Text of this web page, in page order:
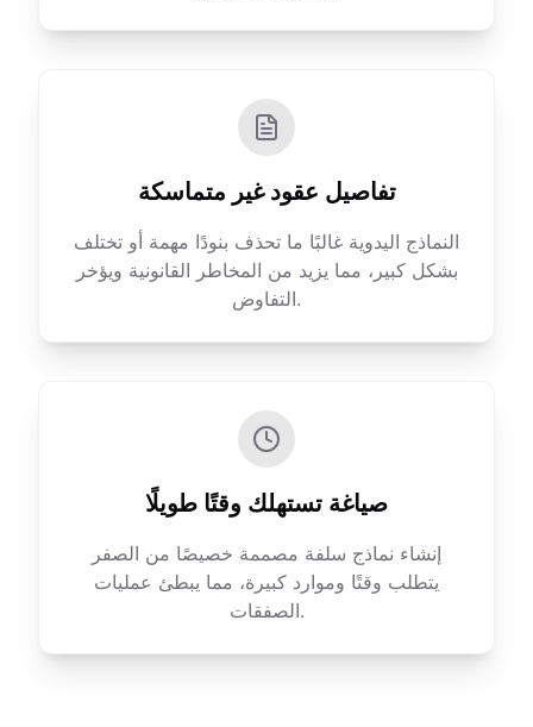
تفاصيل عقود غير متماسكة
النماذج اليدوية غالبًا ما تحذف بنودًا مهمة أو تختلف
بشكل كبير، مما يزيد من المخاطر القانونية ويؤخر
التفاوض.
صياغة تستهلك وقتًا طويلًا
إنشاء نماذج سلفة مصممة خصيصًا من الصفر
يتطلب وقتًا وموارد كبيرة، مما يبطئ عمليات
الصفقات.